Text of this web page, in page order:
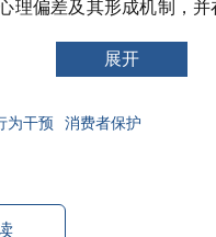
理偏差及其形成机制，
和社会偏差（如从众行
投保不足、过度投保、
管端（行为洞察应用、
展开
为干预 消费者保护